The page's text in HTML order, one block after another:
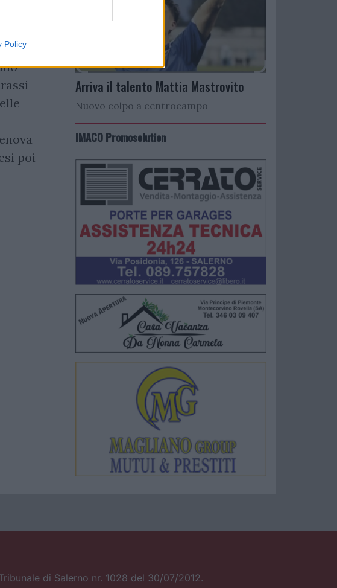
Policy
poi
Arriva il talento Mattia Mastrovito
Nuovo colpo a centrocampo
IMACO Promosolution
di Salerno nr. 1028 del 30/07/2012.